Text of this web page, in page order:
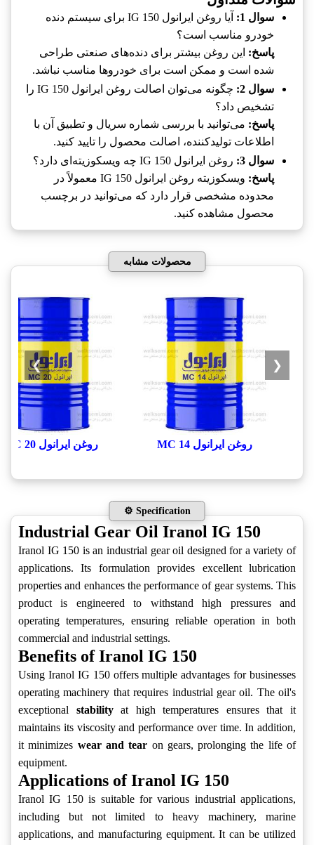
سوال 1:
آیا روغن ایرانول IG 150 برای سیستم دنده
خودرو مناسب است؟
پاسخ: این روغن بیشتر برای دنده‌های صنعتی طراحی
شده است و ممکن است برای خودروها مناسب نباشد.
سوال 2:
چگونه می‌توان اصالت روغن ایرانول IG 150 را
تشخیص داد؟
پاسخ: می‌توانید با بررسی شماره سریال و تطبیق آن با
اطلاعات تولیدکننده، اصالت محصول را تایید کنید.
سوال 3:
روغن ایرانول IG 150 چه ویسکوزیته‌ای دارد؟
پاسخ:
ویسکوزیته روغن ایرانول IG 150 معمولاً در
محدوده مشخصی قرار دارد که می‌توانید در برچسب
محصول مشاهده کنید.
محصولات مشابه
روغن ایرانول MC 14 روغن ایرانول MC 20
❮
❯
⚙️ Specification
Industrial Gear Oil Iranol IG 150
Iranol IG 150 is an industrial gear oil designed for a variety of
applications. Its formulation provides excellent lubrication
properties and enhances the performance of gear systems. This
product is engineered to withstand high pressures and
operating temperatures, ensuring reliable operation in both
commercial and industrial settings.
Benefits of Iranol IG 150
Using Iranol IG 150 offers multiple advantages for businesses
operating machinery that requires industrial gear oil. The oil's
exceptional stabilityat high temperatures ensures that it
maintains its viscosity and performance over time. In addition,
it minimizes wear and tear on gears, prolonging the life of
equipment.
Applications of Iranol IG 150
Iranol IG 150 is suitable for various industrial applications,
including but not limited to heavy machinery, marine
applications, and manufacturing equipment. It can be utilized